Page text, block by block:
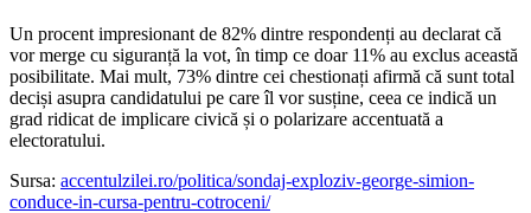
Un procent impresionant de 82% dintre respondenți au declarat că
vor merge cu siguranță la vot, în timp ce doar 11% au exclus această
posibilitate. Mai mult, 73% dintre cei chestionați afirmă că sunt total
deciși asupra candidatului pe care îl vor susține, ceea ce indică un
grad ridicat de implicare civică și o polarizare accentuată a
electoratului.
Sursa: accentulzilei.ro/politica/sondaj-exploziv-george-simion-
conduce-in-cursa-pentru-cotroceni/